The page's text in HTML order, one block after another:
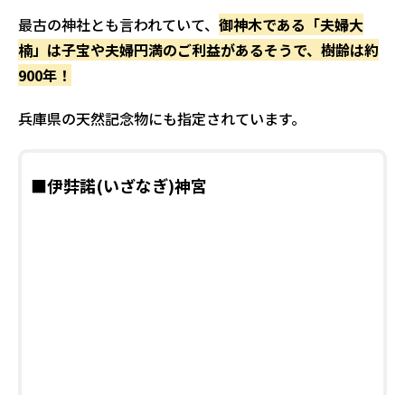
最古の神社とも言われていて、 御神木である「夫婦大
楠」は子宝や夫婦円満のご利益があるそうで、樹齢は約
900年！
兵庫県の天然記念物にも指定されています。
■伊弉諾(いざなぎ)神宮